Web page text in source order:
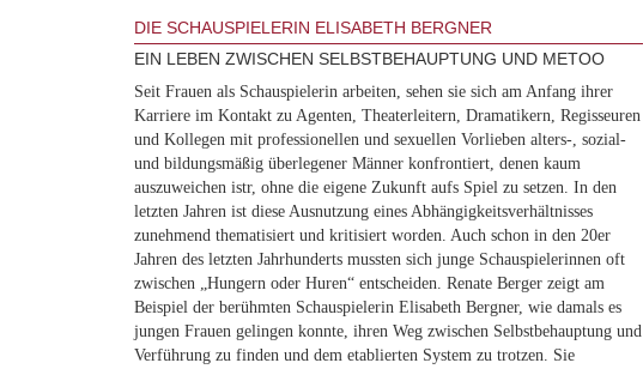
DIE SCHAUSPIELERIN ELISABETH BERGNER
EIN LEBEN ZWISCHEN SELBSTBEHAUPTUNG UND METOO
Seit Frauen als Schauspielerin arbeiten, sehen sie sich am Anfang ihrer
Karriere im Kontakt zu Agenten, Theaterleitern, Dramatikern, Regisseuren
und Kollegen mit professionellen und sexuellen Vorlieben alters-, sozial-
und bildungsmäßig überlegener Männer konfrontiert, denen kaum
auszuweichen istr, ohne die eigene Zukunft aufs Spiel zu setzen. In den
letzten Jahren ist diese Ausnutzung eines Abhängigkeitsverhältnisses
zunehmend thematisiert und kritisiert worden. Auch schon in den 20er
Jahren des letzten Jahrhunderts mussten sich junge Schauspielerinnen oft
zwischen „Hungern oder Huren“ entscheiden. Renate Berger zeigt am
Beispiel der berühmten Schauspielerin Elisabeth Bergner, wie damals es
jungen Frauen gelingen konnte, ihren Weg zwischen Selbstbehauptung und
Verführung zu finden und dem etablierten System zu trotzen. Sie